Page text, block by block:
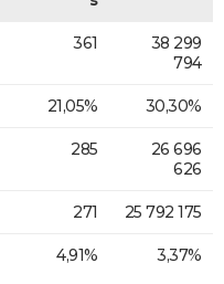
361
38 299
794
21,05% 30,30%
285
26 696
626
271 25 792 175
4,91% 3,37%